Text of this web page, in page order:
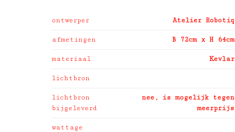
ontwerper Atelier Robotiq
afmetingen B 72cm x H 64cm
materiaal Kevlar
lichtbron
lichtbron
bijgeleverd
nee, is mogelijk tegen
meerprijs
wattage